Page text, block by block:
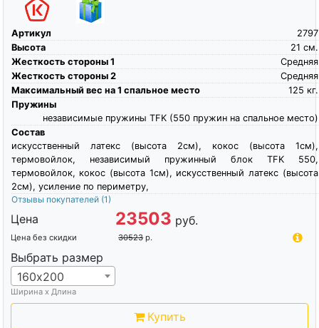
Артикул
2797
Высота
см.
21
Жесткость стороны 1
Средняя
Жесткость стороны 2
Средняя
Максимальный вес на 1 спальное место
кг.
125
Пружины
независимые пружины TFK (550 пружин на спальное место)
Состав
искусственный латекс (высота 2см), кокос (высота 1см),
термовойлок, независимый пружинный блок TFK 550,
термовойлок, кокос (высота 1см), искусственный латекс (высота
2см), усиление по периметру,
Отзывы покупателей (1)
Цена 23503 руб.
Цена без скидки 30523 р.
Выбрать размер
160х200
Ширина х Длина
Купить